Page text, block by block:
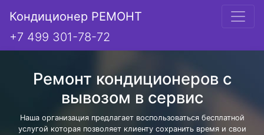
Кондиционер РЕМОНТ
+7 499 301-78-72
Ремонт кондиционеров с
вывозом в сервис
Наша организация предлагает воспользоваться бесплатной
услугой которая позволяет клиенту сохранить время и свои